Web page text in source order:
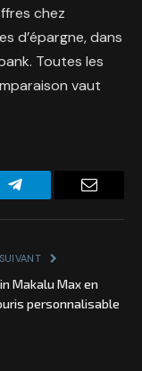
chez
d’épargne, dans
Toutes les
vaut
Telegram
Makalu Max en
personnalisable